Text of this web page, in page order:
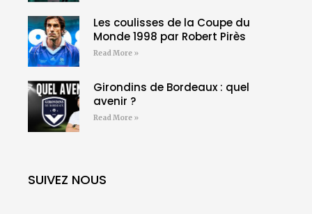
Les coulisses de la Coupe du
Monde 1998 par Robert Pirès
Read More »
Girondins de Bordeaux : quel
avenir ?
Read More »
SUIVEZ NOUS